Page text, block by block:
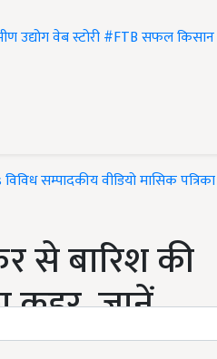
उद्योगवेब स्टोरी#FTBसफल किसान
विविधसम्पादकीयवीडियोमासिक पत्रिका
से बारिश की
कहर, जानें